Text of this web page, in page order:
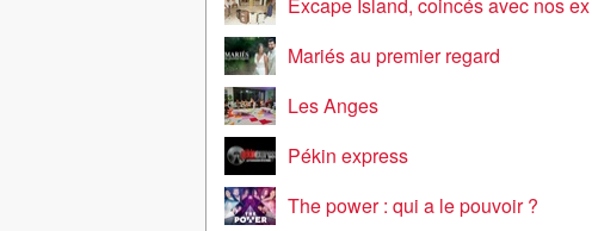
Mariés au premier regard
Les Anges
Pékin express
The power : qui a le pouvoir ?